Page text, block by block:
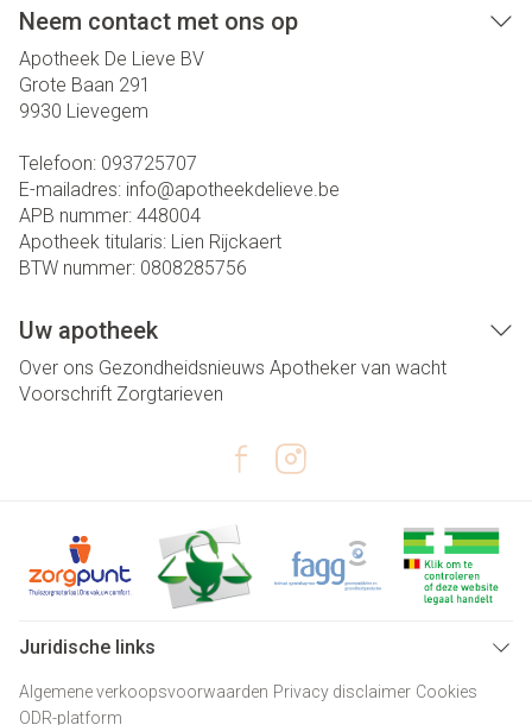
Neem contact met ons op
Apotheek De Lieve BV
Grote Baan 291
9930 Lievegem
Telefoon: 093725707
E-mailadres: info@apotheekdelieve.be
APB nummer: 448004
Apotheek titularis: Lien Rijckaert
BTW nummer: 0808285756
Uw apotheek
Over ons Gezondheidsnieuws Apotheker van wacht
Voorschrift Zorgtarieven
Juridische links
Algemene verkoopsvoorwaarden Privacy disclaimer Cookies
ODR-platform